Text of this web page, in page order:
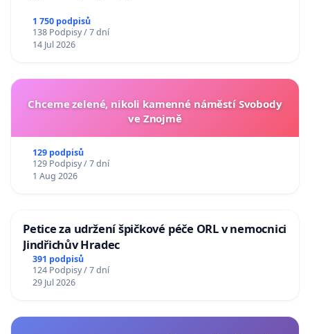
1 750 podpisů
138 Podpisy / 7 dní
14 Jul 2026
Chceme zelené, nikoli kamenné náměstí Svobody
ve Znojmě
129 podpisů
129 Podpisy / 7 dní
1 Aug 2026
Petice za udržení špičkové péče ORL v nemocnici
Jindřichův Hradec
391 podpisů
124 Podpisy / 7 dní
29 Jul 2026